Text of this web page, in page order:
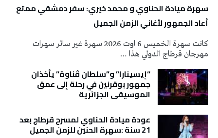
سهرة ميادة الحناوي و محمد خيري: سفر دمشقي ممتع
أعاد الجمهور لأغاني الزمن الجميل
كانت سهرة الخميس 6 اوت 2026 سهرة غير سائر سهرات
مهرجان قرطاج الدولي هذا …
“إيسينارا” و”سلطان ڤناوة” يأخذان
جمهور بوقرنين في رحلة إلى عمق
الموسيقى الجزائرية
عودة ميادة الحناوي لمسرح قرطاج بعد
21 سنة :سهرة الحنين للزمن الجميل